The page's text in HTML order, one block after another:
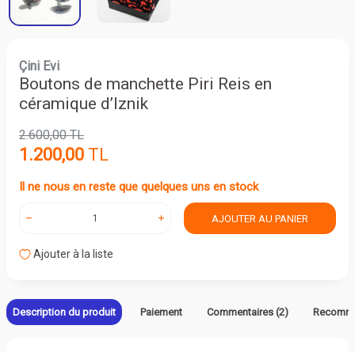
Çini Evi
Boutons de manchette Piri Reis en
céramique d’Iznik
2.600,00TL
1.200,00 TL
Il ne nous en reste que quelques uns en stock
AJOUTER AU PANIER
Ajouter à la liste
Description du produit Paiement Commentaires (2)